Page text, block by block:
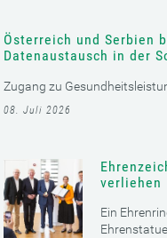
Österreich und Serbien
Datenaustausch in der
Zugang zu
08. Juli 2026
verliehen
Ein